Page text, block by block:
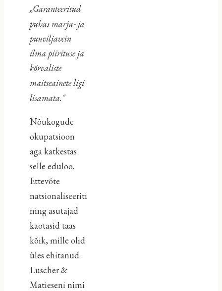
„Garanteeritud
puhas marja- ja
puuviljavein
ilma piirituse ja
kõrvaliste
maitseainete ligi
lisamata."
Nõukogude
okupatsioon
aga katkestas
selle eduloo.
Ettevõte
natsionaliseeriti
ning asutajad
kaotasid taas
kõik, mille olid
üles ehitanud.
Luscher &
Matieseni nimi